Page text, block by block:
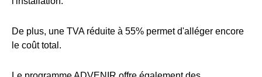
De plus, une TVA réduite à 55% permet d'alléger encore
le coût total.